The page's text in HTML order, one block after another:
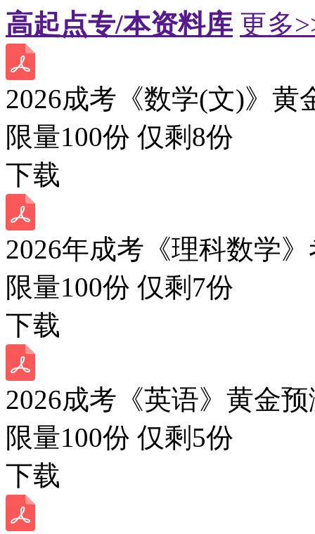
高起点专/本资料库 更多
2026成考《数学(文)》黄
限量100份 仅剩 8份
下载
2026年成考《理科数学
限量100份 仅剩 7份
下载
2026成考《英语》黄金
限量100份 仅剩 5份
下载